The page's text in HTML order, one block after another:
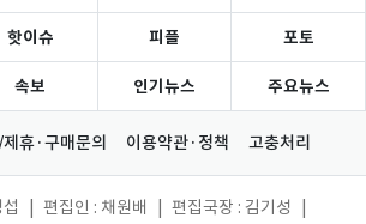
핫이슈 피플 포토
속보 인기뉴스 주요뉴스
휴·구매문의 이용약관·정책 고충처리
편집인 : 채원배 편집국장 : 김기성